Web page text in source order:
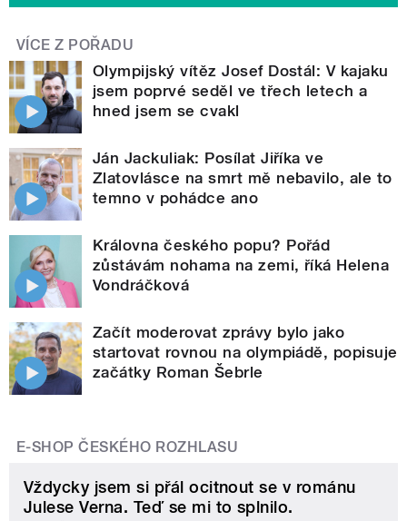
VÍCE Z POŘADU
Olympijský vítěz Josef Dostál: V kajaku
jsem poprvé seděl ve třech letech a
hned jsem se cvakl
Ján Jackuliak: Posílat Jiříka ve
Zlatovlásce na smrt mě nebavilo, ale to
temno v pohádce ano
Královna českého popu? Pořád
zůstávám nohama na zemi, říká Helena
Vondráčková
Začít moderovat zprávy bylo jako
startovat rovnou na olympiádě, popisuje
začátky Roman Šebrle
E-SHOP ČESKÉHO ROZHLASU
Vždycky jsem si přál ocitnout se v románu
Julese Verna. Teď se mi to splnilo.